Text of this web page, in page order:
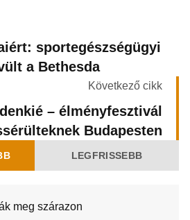
sportegészségügyi
a Bethesda
Következő cikk
– élményfesztivál
Budapesten
LEGFRISSEBB
meg szárazon